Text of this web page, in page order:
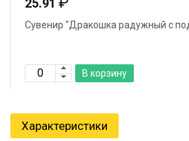
25.91
Сувенир "Дракошка радужный с
В корзину
Характеристики